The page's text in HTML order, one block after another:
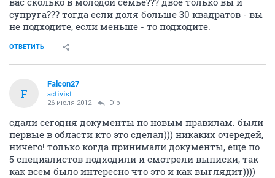
супруга??? тогда если доля больше 30 квадратов - вы
не подходите, если меньше - то подходите.
ОТВЕТИТЬ
F
Falcon27
activist
26 июля 2012 Dip
сдали сегодня документы по новым правилам. были
первые в области кто это сделал))) никаких очередей,
ничего! только когда принимали документы, еще по
5 специалистов подходили и смотрели выписки, так
как всем было интересно что это и как выглядит))))